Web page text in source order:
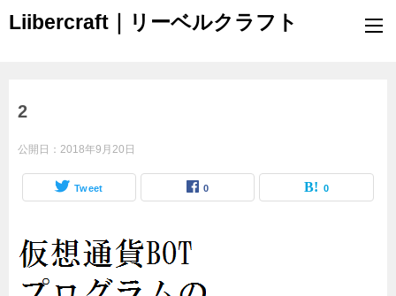
Liibercraft｜リーベルクラフト
2
公開日： 2018年9月20日
Tweet 0 0